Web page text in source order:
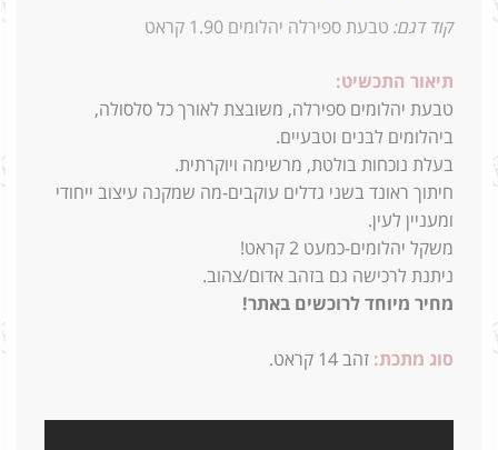
קוד דגם: טבעת ספירלה יהלומים 1.90 קראט
תיאור התכשיט:
טבעת יהלומים ספירלה, משובצת לאורך כל סלסולה,
ביהלומים לבנים וטבעיים.
בעלת נוכחות בולטת, מרשימה ויוקרתית.
חיתוך ראונד בשני גדלים עוקבים-מה שמקנה עיצוב ייחודי
ומעניין לעין.
משקל יהלומים-כמעט 2 קראט!
ניתנת לרכישה גם בזהב אדום/צהוב.
מחיר מיוחד לרוכשים באתר!
סוג מתכת: זהב 14 קראט.